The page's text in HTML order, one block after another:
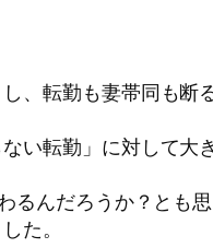
、転勤も妻帯同も断
い転勤」に対して大
るんだろうか？とも
た。